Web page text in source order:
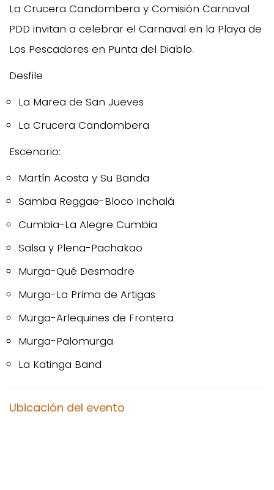
La Crucera Candombera y Comisión Carnaval
PDD invitan a celebrar el Carnaval en la Playa de
Los Pescadores en Punta del Diablo.
Desfile
La Marea de San Jueves
La Crucera Candombera
Escenario:
Martín Acosta y Su Banda
Samba Reggae-Bloco Inchalá
Cumbia-La Alegre Cumbia
Salsa y Plena-Pachakao
Murga-Qué Desmadre
Murga-La Prima de Artigas
Murga-Arlequines de Frontera
Murga-Palomurga
La Katinga Band
Ubicación del evento